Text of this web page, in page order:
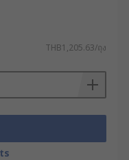
THB1,205.63/ถุง